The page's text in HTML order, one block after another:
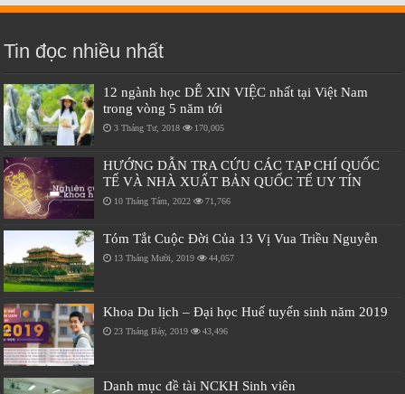
Tin đọc nhiều nhất
12 ngành học DỄ XIN VIỆC nhất tại Việt Nam
trong vòng 5 năm tới
3 Tháng Tư, 2018 170,005
HƯỚNG DẪN TRA CỨU CÁC TẠP CHÍ QUỐC
TẾ VÀ NHÀ XUẤT BẢN QUỐC TẾ UY TÍN
10 Tháng Tám, 2022 71,766
Tóm Tắt Cuộc Đời Của 13 Vị Vua Triều Nguyễn
13 Tháng Mười, 2019 44,057
Khoa Du lịch – Đại học Huế tuyển sinh năm 2019
23 Tháng Bảy, 2019 43,496
Danh mục đề tài NCKH Sinh viên